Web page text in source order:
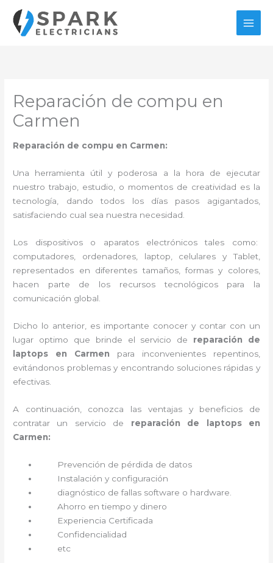
contenido
Reparación de compu en
Carmen
Reparación de compu en Carmen:
Una herramienta útil y poderosa a la hora de ejecutar
nuestro trabajo, estudio, o momentos de creatividad es la
tecnología, dando todos los días pasos agigantados,
satisfaciendo cual sea nuestra necesidad.
Los dispositivos o aparatos electrónicos tales como:
computadores, ordenadores, laptop, celulares y Tablet,
representados en diferentes tamaños, formas y colores,
hacen parte de los recursos tecnológicos para la
comunicación global.
Dicho lo anterior, es importante conocer y contar con un
lugar optimo que brinde el servicio de reparación de
laptops en Carmen para inconvenientes repentinos,
evitándonos problemas y encontrando soluciones rápidas y
efectivas.
A continuación, conozca las ventajas y beneficios de
contratar un servicio de reparación de laptops en
Carmen:
Prevención de pérdida de datos
Instalación y configuración
diagnóstico de fallas software o hardware
Ahorro en tiempo y dinero
Experiencia Certificada
Confidencialidad
etc